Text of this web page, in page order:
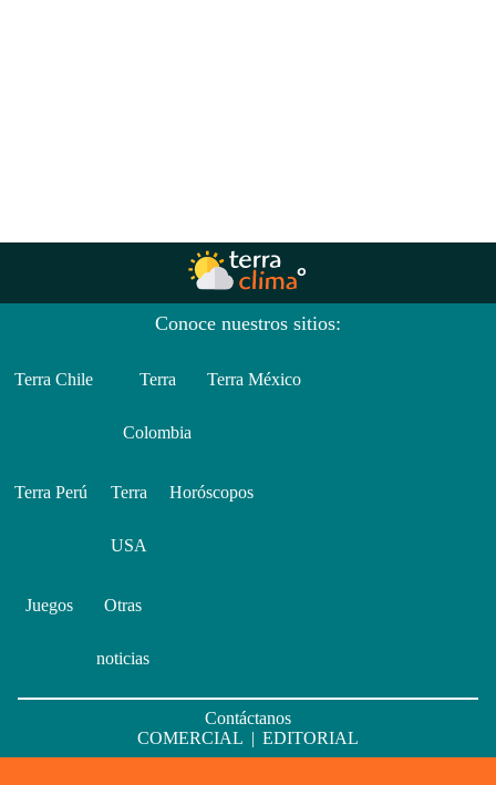
Conoce nuestros sitios:
Terra Chile Terra
Colombia
Terra México
Terra Perú Terra
USA
Horóscopos
Juegos Otras
noticias
Contáctanos
COMERCIAL | EDITORIAL